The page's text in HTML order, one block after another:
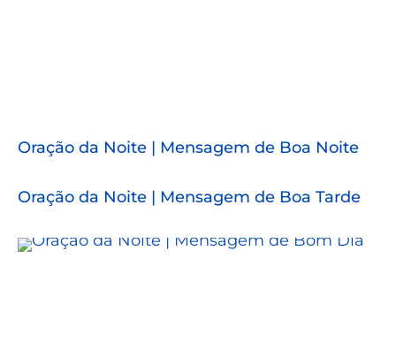
Oração da Noite | Mensagem de Boa Noite
Oração da Noite | Mensagem de Boa Tarde